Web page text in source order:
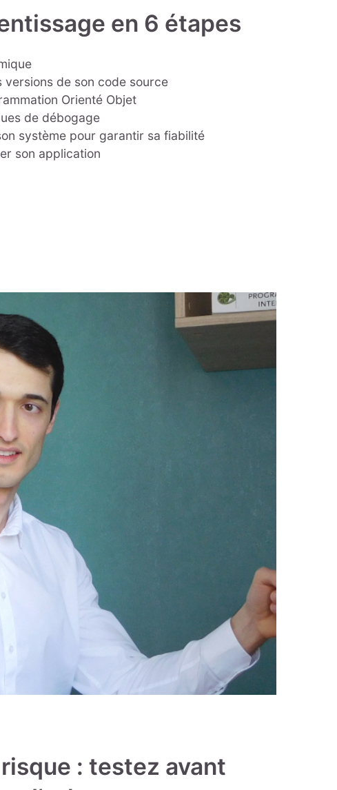
en 6 étapes
versions de son code source
Orienté Objet
de débogage
système pour garantir sa fiabilité
son application
: testez avant